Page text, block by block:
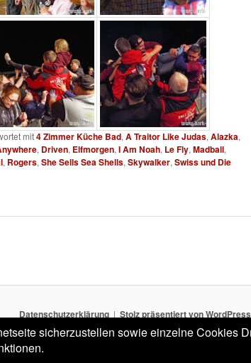
mit4 Zimmer Küche Bad,A Traitor Like Judas,Alazka,
, Driven, Elfmorgen,I Am Noah, Le Fly,Madball,
, Rogers,She Sells Sea Shells,Skywalker,Swiss und Die
Datenschutzerklärung Stolz präsentiert von WordPress